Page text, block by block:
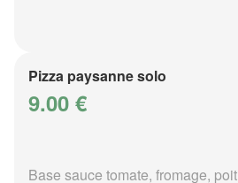
Pizza paysanne solo
9.00 €
Base sauce tomate, fromage,